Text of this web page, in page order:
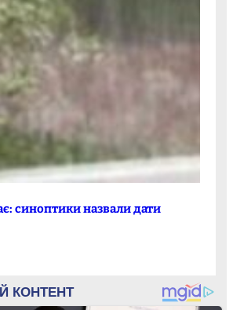
синоптики назвали дати